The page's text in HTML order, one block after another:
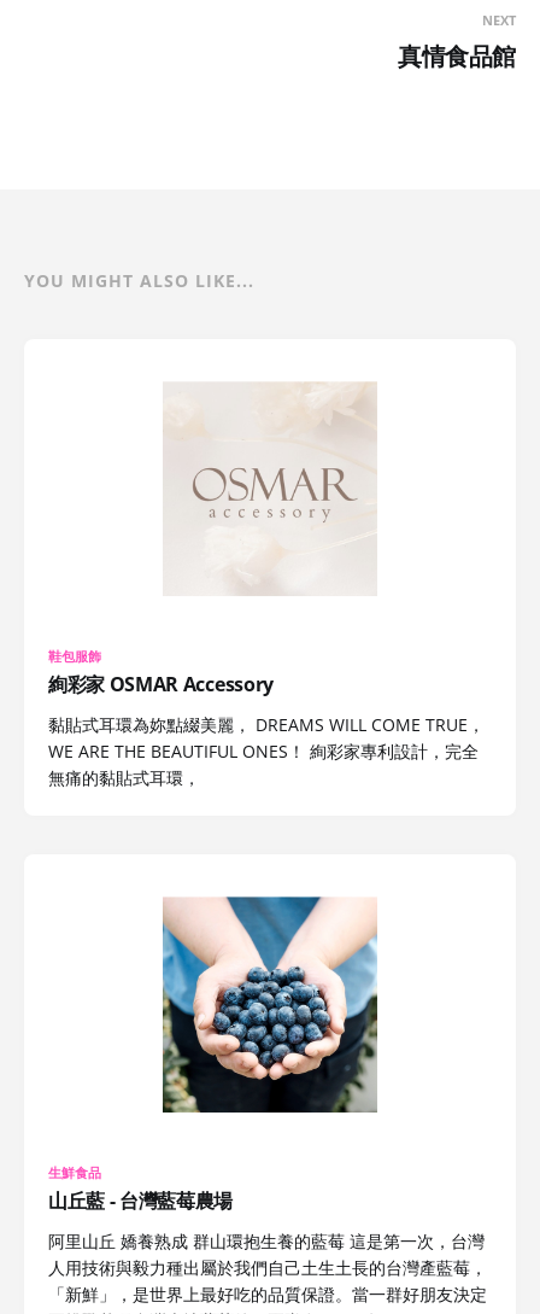
NEXT
真情食品館
YOU MIGHT ALSO LIKE...
鞋包服飾
絢彩家 OSMAR Accessory
黏貼式耳環為妳點綴美麗， DREAMS WILL COME TRUE，
WE ARE THE BEAUTIFUL ONES！ 絢彩家專利設計，完全
無痛的黏貼式耳環，
生鮮食品
山丘藍 - 台灣藍莓農場
阿里山丘 嬌養熟成 群山環抱生養的藍莓 這是第一次，台灣
人用技術與毅力種出屬於我們自己土生土長的台灣產藍莓，
「新鮮」，是世界上最好吃的品質保證。當一群好朋友決定